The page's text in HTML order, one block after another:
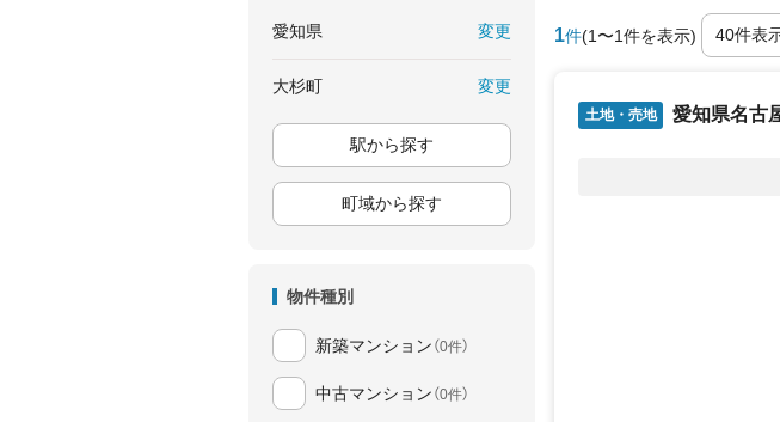
愛知県 変更
大杉町 変更
駅から探す
町域から探す
物件種別
新築マンション （0件）
中古マンション （0件）
1件(1〜1件を表示)
土地・売地 愛知県名古